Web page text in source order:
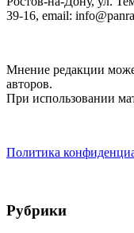
39-16, email:
Мнение редакции
авторов.
При использовании
Политика
Рубрики